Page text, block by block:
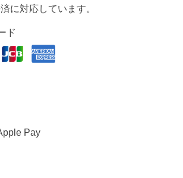
に対応しています。
ド
Pay